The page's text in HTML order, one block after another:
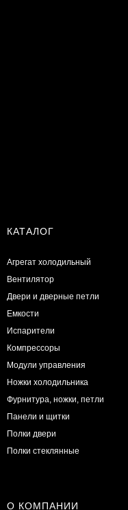
КАТАЛОГ
Агрегат холодильный
Вентилятор
Двери и дверные петли
Емкости
Испарители
Компрессоры
Модули управления
Ножки холодильника
Фурнитура, ножки, петли
Панели и щитки
Полки двери
Полки стеклянные
О КОМПАНИИ